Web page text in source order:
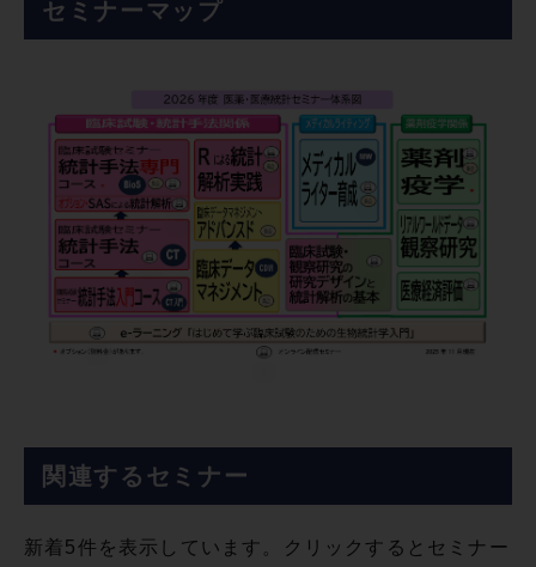
セミナーマップ
関連するセミナー
新着5件を表示しています。クリックするとセミナー